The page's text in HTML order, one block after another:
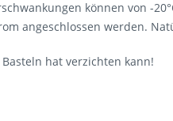
können von -
angeschlossen werden.
hat verzichten kann!